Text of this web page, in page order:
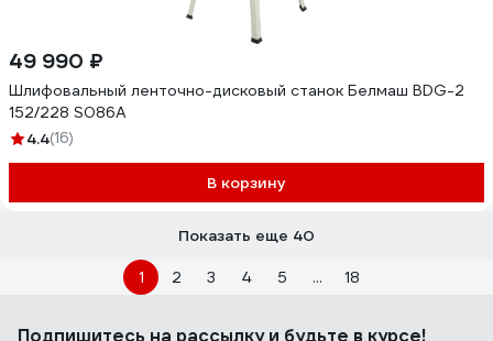
49 990 ₽
Шлифовальный ленточно-дисковый станок Белмаш BDG-2
152/228 S086A
4.4(16)
В корзину
Показать еще 40
1 2 3 4 5 ... 18
Подпишитесь на рассылкуи будьте в курсе!